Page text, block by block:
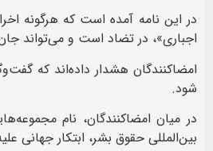
در این نامه آمده است که هرگونه
اجباری»، در تضاد است و می‌تواند
امضاکنندگان هشدار داده‌اند که
شود.
در میان امضاکنندگان، نام
بین‌المللی حقوق بشر، ابتکار جهانی